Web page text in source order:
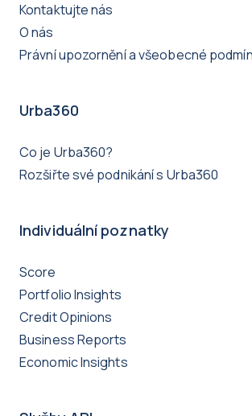
Kontaktujte nás
O nás
Právní upozornění a všeobecné
Urba360
Co je Urba360?
Rozšiřte své podnikání s Urba360
Individuální poznatky
Score
Portfolio Insights
Credit Opinions
Business Reports
Economic Insights